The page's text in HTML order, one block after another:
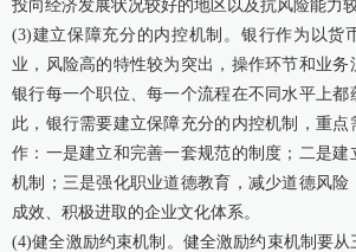
投向经济发展状况较好的地区以及抗风险能力
(3)建立保障充分的内控机制。银行作为以货
业，风险高的特性较为突出，操作环节和业
银行每一个职位、每一个流程在不同水平上都
此，银行需要建立保障充分的内控机制，重点
作：一是建立和完善一套规范的制度；二是建
机制；三是强化职业道德教育，减少道德风险
成效、积极进取的企业文化体系。
(4)健全激励约束机制。健全激励约束机制要